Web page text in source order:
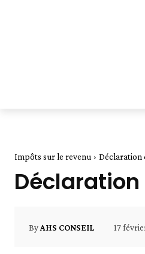
Impôts sur le revenu Déclaration
Déclaration
ByAHS CONSEIL 17